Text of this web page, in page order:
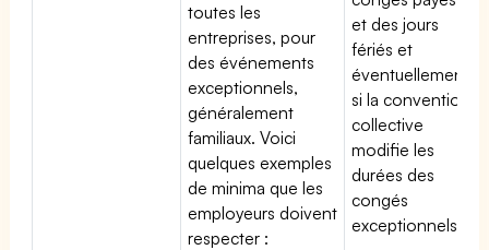
toutes les
entreprises, pour
des événements
exceptionnels,
généralement
familiaux. Voici
quelques exemples
de minima que les
employeurs doivent
respecter :
et des jours
fériés et
éventuellement
si la convention
collective
modifie les
durées des
congés
exceptionnels.